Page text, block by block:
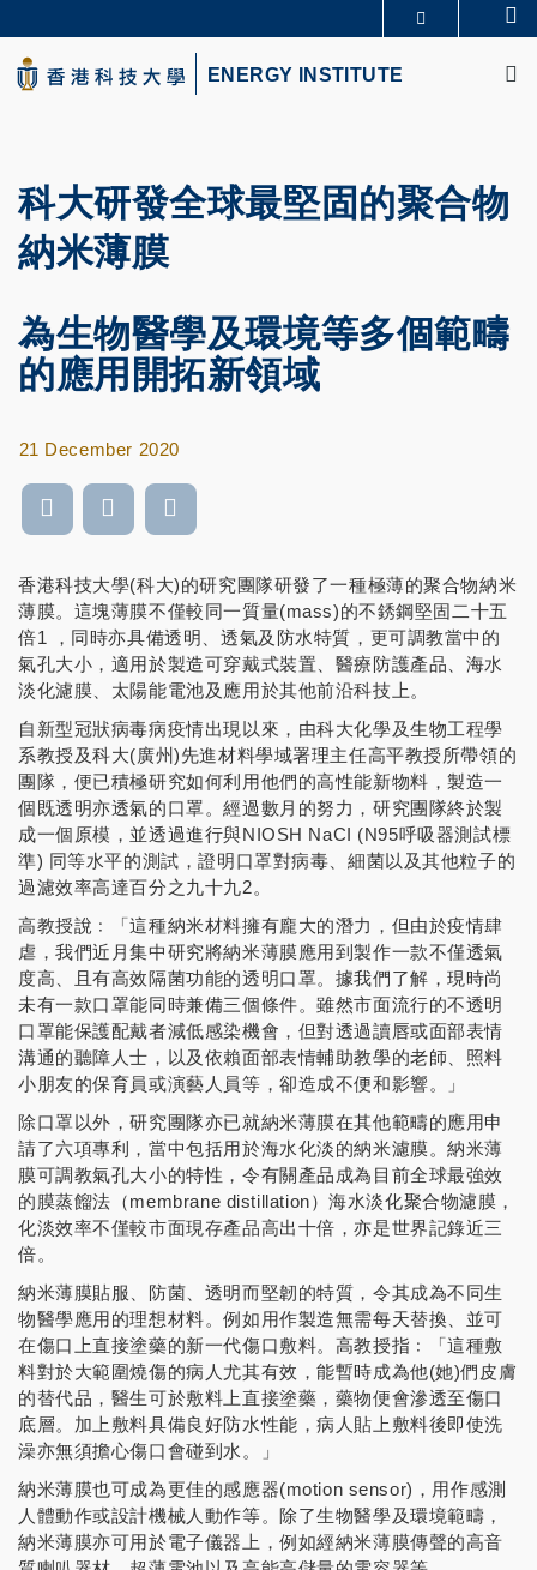
to
main
content
UNIVERSITY NEWS
LIFE@HKUST
LIBRARY
ENERGY INSTITUTE
科大研發全球最堅固的聚合物
納米薄膜
為生物醫學及環境等多個範疇
的應用開拓新領域
21 December 2020
香港科技大學(科大)的研究團隊研發了一種極薄的聚合物納米
薄膜。這塊薄膜不僅較同一質量(mass)的不銹鋼堅固二十五
倍1 ，同時亦具備透明、透氣及防水特質，更可調教當中的
氣孔大小，適用於製造可穿戴式裝置、醫療防護產品、海水
淡化濾膜、太陽能電池及應用於其他前沿科技上。
自新型冠狀病毒病疫情出現以來，由科大化學及生物工程學
系教授及科大(廣州)先進材料學域署理主任高平教授所帶領的
團隊，便已積極研究如何利用他們的高性能新物料，製造一
個既透明亦透氣的口罩。經過數月的努力，研究團隊終於製
成一個原模，並透過進行與NIOSH NaCI (N95呼吸器測試標
準) 同等水平的測試，證明口罩對病毒、細菌以及其他粒子的
過濾效率高達百分之九十九2。
高教授說﹕「這種納米材料擁有龐大的潛力，但由於疫情肆
虐，我們近月集中研究將納米薄膜應用到製作一款不僅透氣
度高、且有高效隔菌功能的透明口罩。據我們了解，現時尚
未有一款口罩能同時兼備三個條件。雖然市面流行的不透明
口罩能保護配戴者減低感染機會，但對透過讀唇或面部表情
溝通的聽障人士，以及依賴面部表情輔助教學的老師、照料
小朋友的保育員或演藝人員等，卻造成不便和影響。」
除口罩以外，研究團隊亦已就納米薄膜在其他範疇的應用申
請了六項專利，當中包括用於海水化淡的納米濾膜。納米薄
膜可調教氣孔大小的特性，令有關產品成為目前全球最強效
的膜蒸餾法（membrane distillation）海水淡化聚合物濾膜，
化淡效率不僅較市面現存產品高出十倍，亦是世界記錄近三
倍。
納米薄膜貼服、防菌、透明而堅韌的特質，令其成為不同生
物醫學應用的理想材料。例如用作製造無需每天替換、並可
在傷口上直接塗藥的新一代傷口敷料。高教授指﹕「這種敷
料對於大範圍燒傷的病人尤其有效，能暫時成為他(她)們皮膚
的替代品，醫生可於敷料上直接塗藥，藥物便會滲透至傷口
底層。加上敷料具備良好防水性能，病人貼上敷料後即使洗
澡亦無須擔心傷口會碰到水。」
納米薄膜也可成為更佳的感應器(motion sensor)，用作感測
人體動作或設計機械人動作等。除了生物醫學及環境範疇，
納米薄膜亦可用於電子儀器上，例如經納米薄膜傳聲的高音